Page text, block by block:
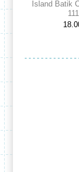
Island Batik